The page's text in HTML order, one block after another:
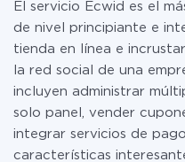
El servicio Ecwid es el
de nivel principiante e
tienda en línea e
la red social de una
incluyen administrar
solo panel, vender
integrar servicios de
características